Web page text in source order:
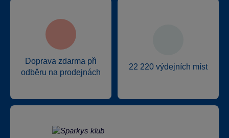
Doprava zdarma při
odběru na prodejnách
22 220 výdejních míst